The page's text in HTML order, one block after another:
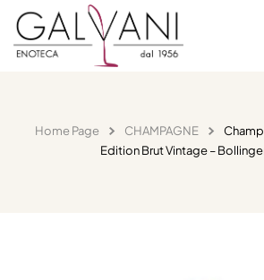
Home Page CHAMPAGNE
Edition Brut Vintage –